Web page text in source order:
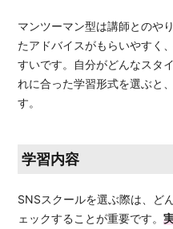
マンツーマン型は講師とのや
たアドバイスがもらいやすく
すいです。自分がどんなスタ
れに合った学習形式を選ぶと
す。
学習内容
SNSスクールを選ぶ際は、ど
ェックすることが重要です。